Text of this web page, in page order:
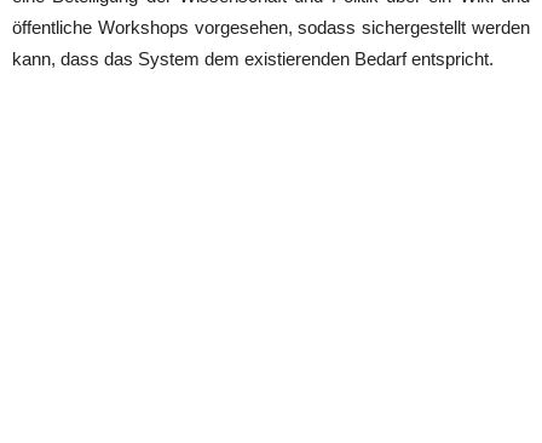
öffentliche Workshops vorgesehen, sodass sichergestellt werden
kann, dass das System dem existierenden Bedarf entspricht.